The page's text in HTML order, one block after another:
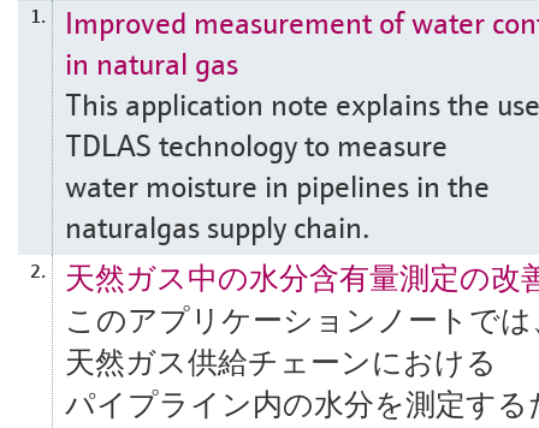
1.
Improved measurement of water
in natural gas
This application note explains the
TDLAS technology to measure
water moisture in pipelines in the
naturalgas supply chain.
2.
天然ガス中の水分含有量測定の改
このアプリケーションノートでは
天然ガス供給チェーンにおける
パイプライン内の水分を測定する